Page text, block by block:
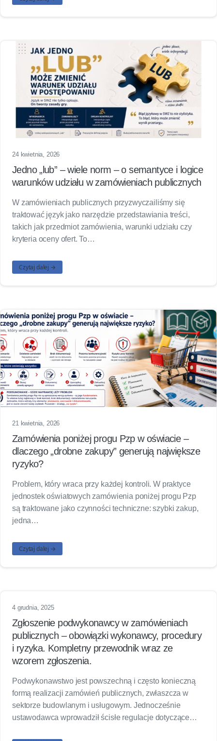
24 kwietnia, 2026
Jedno „lub” – wiele norm – o semantyce i logice
warunków udziału w zamówieniach publicznych
W zamówieniach publicznych przyzwyczailiśmy się
traktować język jako narzędzie przedstawiania treści,
takich jak przedmiot zamówienia, warunki udziału czy
kryteria oceny ofert. To…
Czytaj dalej →
21 kwietnia, 2026
Zamówienia poniżej progu Pzp w oświacie –
dlaczego „drobne zakupy” generują największe
ryzyko?
Problem, który wraca przy każdej kontroli. W praktyce
jednostek oświatowych zamówienia poniżej progu Pzp
są traktowane jako czynności techniczne: szybki zakup,
jedna…
Czytaj dalej →
4 grudnia, 2025
Zgłoszenie podwykonawcy w zamówieniach
publicznych – obowiązki wykonawcy, procedury
i ryzyka. Kompletny przewodnik wraz ze
wzorem zgłoszenia.
Podwykonawstwo jest powszechną i często konieczną
formą realizacji zamówień publicznych, zwłaszcza w
sektorze budowlanym i usługowym. Jednocześnie
ustawodawca wprowadził ścisłe regulacje dotyczące…